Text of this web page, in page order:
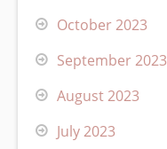
October 2023
September 2023
August 2023
July 2023